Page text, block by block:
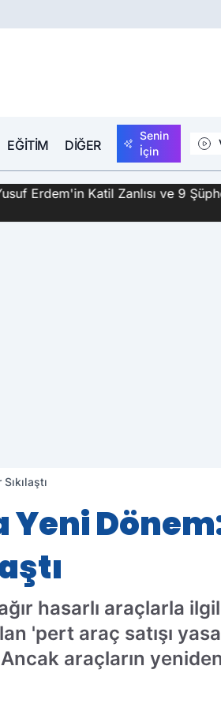
EĞITIM DIĞER
Senin
İçin
Erdem'in Katil Zanlısı ve 9
hasarlı araçlarla
'pert araç satışı
araçların